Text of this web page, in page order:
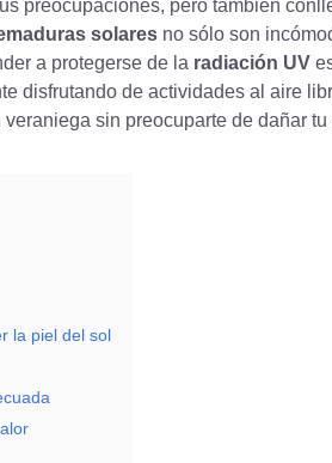
preocupaciones, pero también
solares no sólo son
a protegerse de la radiación UV
disfrutando de actividades al aire
sin preocuparte de dañar tu
la piel del sol